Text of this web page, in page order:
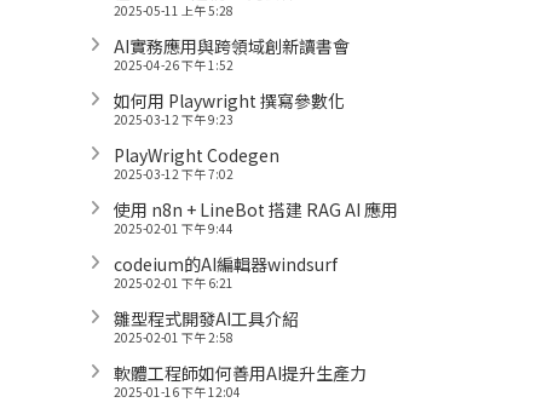
2025-05-11 上午 5:28
AI實務應用與跨領域創新讀書會
2025-04-26 下午 1:52
如何用 Playwright 撰寫參數化
2025-03-12 下午 9:23
PlayWright Codegen
2025-03-12 下午 7:02
使用 n8n + LineBot 搭建 RAG AI 應用
2025-02-01 下午 9:44
codeium的AI編輯器windsurf
2025-02-01 下午 6:21
雛型程式開發AI工具介紹
2025-02-01 下午 2:58
軟體工程師如何善用AI提升生產力
2025-01-16 下午 12:04